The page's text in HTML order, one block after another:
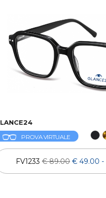
PROVA VIRTUALE
FV1233€ 89.00 € 49.00 -